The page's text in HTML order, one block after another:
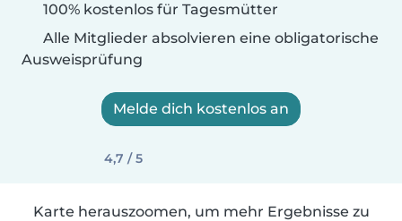
100% kostenlos für Tagesmütter
Alle Mitglieder absolvieren eine obligatorische
Ausweisprüfung
Melde dich kostenlos an
4,7 / 5
Karte herauszoomen, um mehr Ergebnisse zu